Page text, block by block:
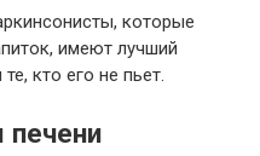
которые
имеют лучший
кто его не пьет.
печени